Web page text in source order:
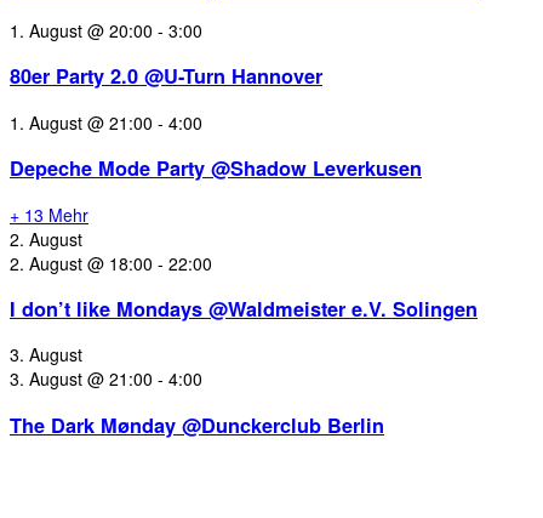
1. August @ 20:00 - 3:00
80er Party 2.0 @U-Turn Hannover
1. August @ 21:00 - 4:00
Depeche Mode Party @Shadow Leverkusen
+ 13 Mehr
2. August
2. August @ 18:00 - 22:00
I don’t like Mondays @Waldmeister e.V. Solingen
3. August
3. August @ 21:00 - 4:00
The Dark Mønday @Dunckerclub Berlin